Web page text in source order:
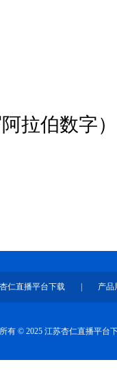
伯数字）
仁直播平台下载 产品
有 © 2025 江苏杏仁直播平台